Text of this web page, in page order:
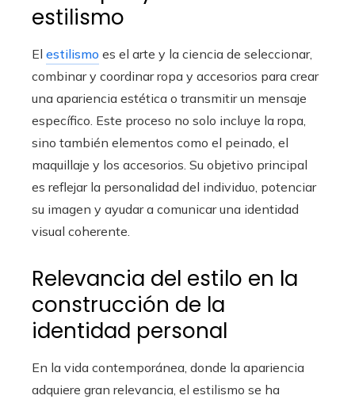
estilismo
El estilismo es el arte y la ciencia de seleccionar,
combinar y coordinar ropa y accesorios para crear
una apariencia estética o transmitir un mensaje
específico. Este proceso no solo incluye la ropa,
sino también elementos como el peinado, el
maquillaje y los accesorios. Su objetivo principal
es reflejar la personalidad del individuo, potenciar
su imagen y ayudar a comunicar una identidad
visual coherente.
Relevancia del estilo en la
construcción de la
identidad personal
En la vida contemporánea, donde la apariencia
adquiere gran relevancia, el estilismo se ha